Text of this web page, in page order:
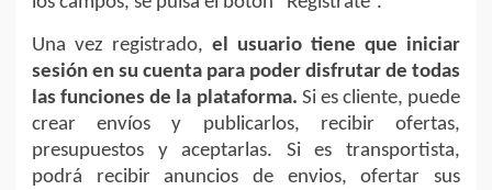
Una vez registrado, el usuario tiene que iniciar
sesión en su cuenta para poder disfrutar de todas
las funciones de la plataforma. Si es cliente, puede
crear envíos y publicarlos, recibir ofertas,
presupuestos y aceptarlas. Si es transportista,
podrá recibir anuncios de envios, ofertar sus